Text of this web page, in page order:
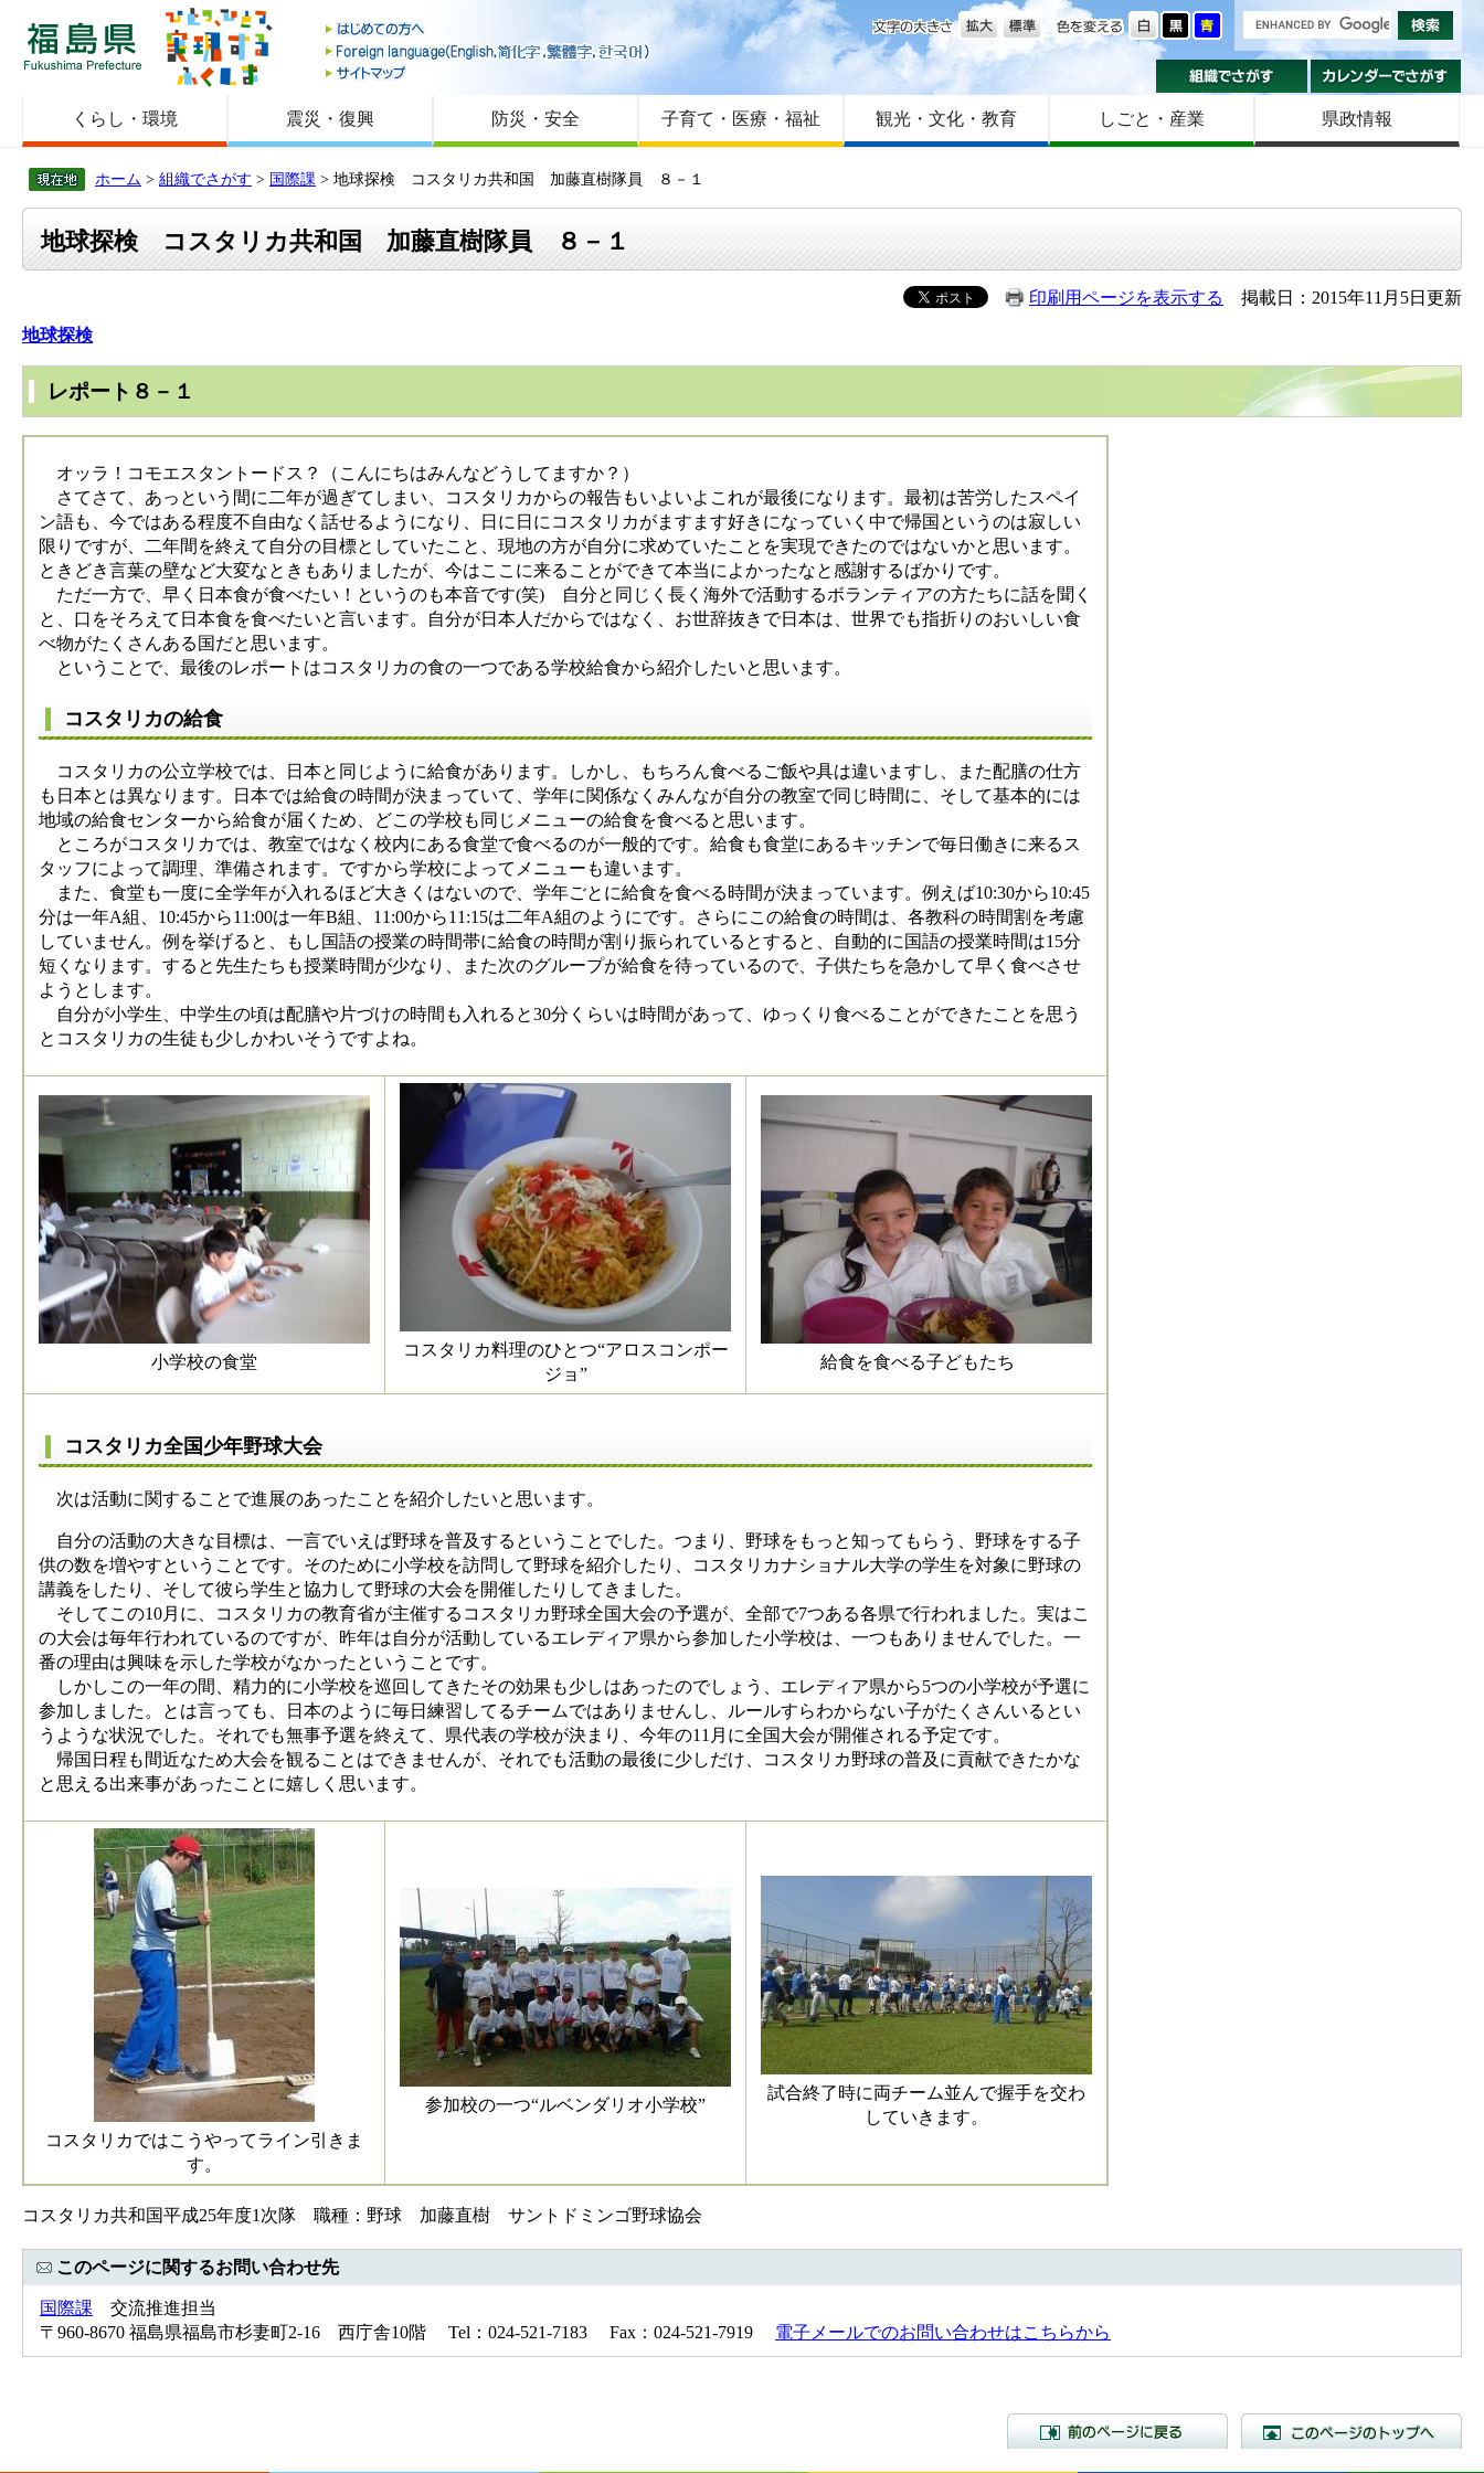
福島県
はじめての方へ
Foreign language
サイトマップ
色を変える
文字の大きさ
組織でさがす
くらし・環境 震災・復興 防災・安全 子育て・医療・福祉 観光・文化・教育 しごと・産業 県政情報
ホーム > 組織でさがす > 国際課 > 地球探検 コスタリカ共和国 加藤直樹隊員 ８－１
地球探検 コスタリカ共和国 加藤直樹隊員 ８－１
印刷用ページを表示する
掲載日：2015年11月5日更新
地球探検
レポート８－１
オッラ！コモエスタントードス？（こんにちはみんなどうしてますか？）
さてさて、あっという間に二年が過ぎてしまい、コスタリカからの報告もいよいよこれが最後になります。最初は苦労したスペイ
ン語も、今ではある程度不自由なく話せるようになり、日に日にコスタリカがますます好きになっていく中で帰国というのは寂しい
限りですが、二年間を終えて自分の目標としていたこと、現地の方が自分に求めていたことを実現できたのではないかと思います。
ときどき言葉の壁など大変なときもありましたが、今はここに来ることができて本当によかったなと感謝するばかりです。
ただ一方で、早く日本食が食べたい！というのも本音です(笑) 自分と同じく長く海外で活動するボランティアの方たちに話を聞く
と、口をそろえて日本食を食べたいと言います。自分が日本人だからではなく、お世辞抜きで日本は、世界でも指折りのおいしい食
べ物がたくさんある国だと思います。
ということで、最後のレポートはコスタリカの食の一つである学校給食から紹介したいと思います。
コスタリカの給食
コスタリカの公立学校では、日本と同じように給食があります。しかし、もちろん食べるご飯や具は違いますし、また配膳の仕方
も日本とは異なります。日本では給食の時間が決まっていて、学年に関係なくみんなが自分の教室で同じ時間に、そして基本的には
地域の給食センターから給食が届くため、どこの学校も同じメニューの給食を食べると思います。
ところがコスタリカでは、教室ではなく校内にある食堂で食べるのが一般的です。給食も食堂にあるキッチンで毎日働きに来るス
タッフによって調理、準備されます。ですから学校によってメニューも違います。
また、食堂も一度に全学年が入れるほど大きくはないので、学年ごとに給食を食べる時間が決まっています。例えば10:30から10:45
分は一年A組、10:45から11:00は一年B組、11:00から11:15は二年A組のようにです。さらにこの給食の時間は、各教科の時間割を考慮
していません。例を挙げると、もし国語の授業の時間帯に給食の時間が割り振られているとすると、自動的に国語の授業時間は15分
短くなります。すると先生たちも授業時間が少なり、また次のグループが給食を待っているので、子供たちを急かして早く食べさせ
ようとします。
自分が小学生、中学生の頃は配膳や片づけの時間も入れると30分くらいは時間があって、ゆっくり食べることができたことを思う
とコスタリカの生徒も少しかわいそうですよね。
小学校の食堂
コスタリカ料理のひとつ“アロスコンポー
ジョ”
給食を食べる子どもたち
コスタリカ全国少年野球大会
次は活動に関することで進展のあったことを紹介したいと思います。
自分の活動の大きな目標は、一言でいえば野球を普及するということでした。つまり、野球をもっと知ってもらう、野球をする子
供の数を増やすということです。そのために小学校を訪問して野球を紹介したり、コスタリカナショナル大学の学生を対象に野球の
講義をしたり、そして彼ら学生と協力して野球の大会を開催したりしてきました。
そしてこの10月に、コスタリカの教育省が主催するコスタリカ野球全国大会の予選が、全部で7つある各県で行われました。実はこ
の大会は毎年行われているのですが、昨年は自分が活動しているエレディア県から参加した小学校は、一つもありませんでした。一
番の理由は興味を示した学校がなかったということです。
しかしこの一年の間、精力的に小学校を巡回してきたその効果も少しはあったのでしょう、エレディア県から5つの小学校が予選に
参加しました。とは言っても、日本のように毎日練習してるチームではありませんし、ルールすらわからない子がたくさんいるとい
うような状況でした。それでも無事予選を終えて、県代表の学校が決まり、今年の11月に全国大会が開催される予定です。
帰国日程も間近なため大会を観ることはできませんが、それでも活動の最後に少しだけ、コスタリカ野球の普及に貢献できたかな
と思える出来事があったことに嬉しく思います。
コスタリカではこうやってライン引きま
す。
参加校の一つ“ルベンダリオ小学校”
試合終了時に両チーム並んで握手を交わ
していきます。
コスタリカ共和国平成25年度1次隊 職種：野球 加藤直樹 サントドミンゴ野球協会
このページに関するお問い合わせ先
国際課 交流推進担当
〒960-8670 福島県福島市杉妻町2-16 西庁舎10階 Tel：024-521-7183 Fax：024-521-7919 電子メールでのお問い合わせはこちらから
前のページに戻る